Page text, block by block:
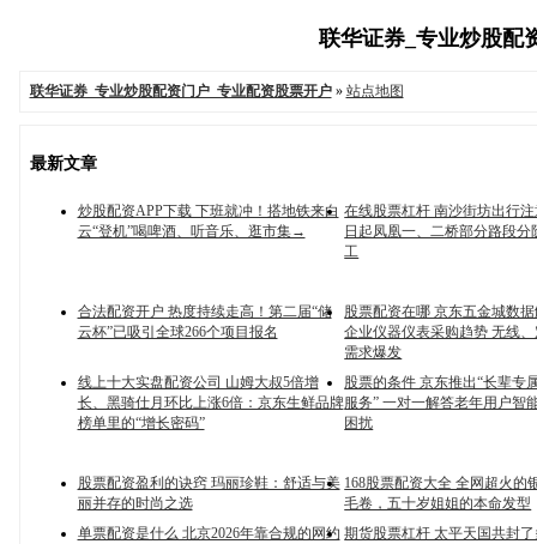
联华证券_专业炒股配
联华证券_专业炒股配资门户_专业配资股票开户» 站点地图
最新文章
炒股配资APP下载 下班就冲！搭地铁来白
云“登机”喝啤酒、听音乐、逛市集→
在线股票杠杆 南沙街坊出行
日起凤凰一、二桥部分路段分
工
合法配资开户 热度持续走高！第二届“储
云杯”已吸引全球266个项目报名
股票配资在哪 京东五金城数
企业仪器仪表采购趋势 无线
需求爆发
线上十大实盘配资公司 山姆大叔5倍增
长、黑骑仕月环比上涨6倍：京东生鲜品牌
榜单里的“增长密码”
股票的条件 京东推出“长辈专
服务” 一对一解答老年用户智
困扰
股票配资盈利的诀窍 玛丽珍鞋：舒适与美
丽并存的时尚之选
168股票配资大全 全网超火的
毛卷，五十岁姐姐的本命发型
单票配资是什么 北京2026年靠合规的网约 期货股票杠杆 太平天国共封